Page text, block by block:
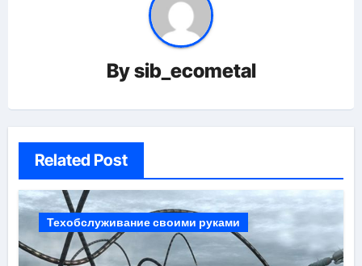
Bysib_ecometal
Related Post
Техобслуживание своими руками